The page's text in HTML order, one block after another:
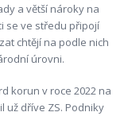
a větší nároky na
se ve středu připojí
chtějí na podle nich
úrovni.
korun v roce 2022 na
už dříve ZS. Podniky